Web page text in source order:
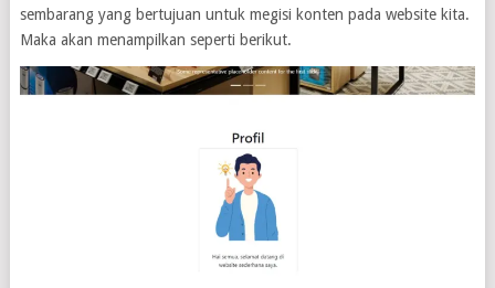
sembarang yang bertujuan untuk megisi konten pada website kita.
Maka akan menampilkan seperti berikut.